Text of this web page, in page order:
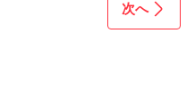
次へ